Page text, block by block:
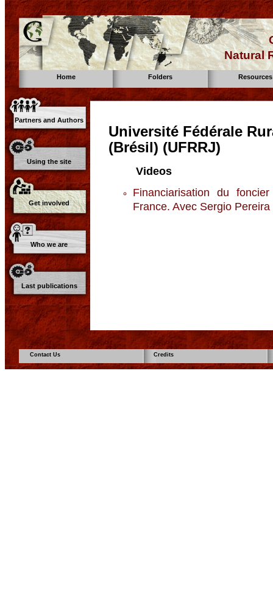
Natural
Home Folders Resources
Partners and Authors
Using the site
Get involved
Who we are
Last publications
Université Fédérale
(Brésil) (UFRRJ)
Videos
Financiarisation du
France. Avec Sergio
Contact Us Credits